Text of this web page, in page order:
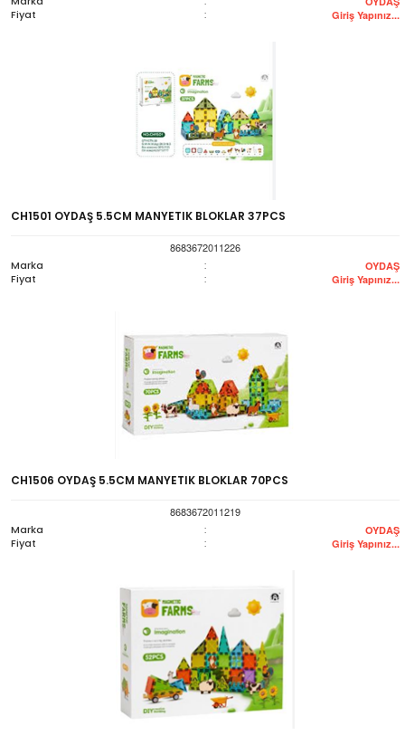
Fiyat : Giriş Yapınız...
CH1501 OYDAŞ 5.5CM MANYETIK BLOKLAR 37PCS
8683672011226
Marka
: OYDAŞ
Fiyat : Giriş Yapınız...
CH1506 OYDAŞ 5.5CM MANYETIK BLOKLAR 70PCS
8683672011219
Marka
: OYDAŞ
Fiyat : Giriş Yapınız...